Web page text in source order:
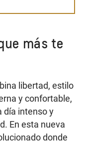
más te
libertad, estilo
y confortable,
día intenso y
En esta nueva
donde